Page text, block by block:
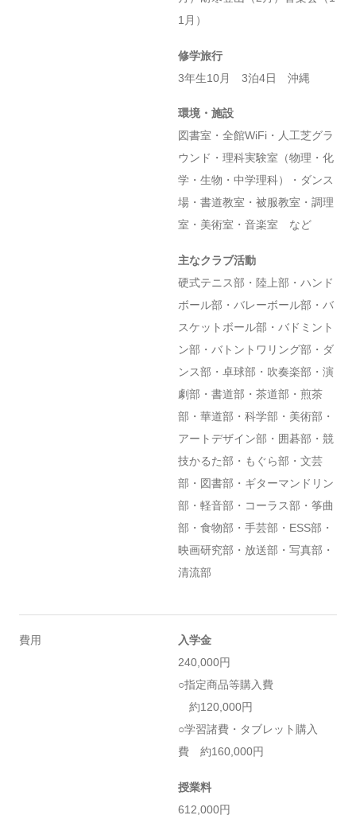
1月）
修学旅行
3年生10月 3泊4日 沖縄
環境・施設
図書室・全館WiFi・人工芝グラ
ウンド・理科実験室（物理・化
学・生物・中学理科）・ダンス
場・書道教室・被服教室・調理
室・美術室・音楽室 など
主なクラブ活動
硬式テニス部・陸上部・ハンド
ボール部・バレーボール部・バ
スケットボール部・バドミント
ン部・バトントワリング部・ダ
ンス部・卓球部・吹奏楽部・演
劇部・書道部・茶道部・煎茶
部・華道部・科学部・美術部・
アートデザイン部・囲碁部・競
技かるた部・もぐら部・文芸
部・図書部・ギターマンドリン
部・軽音部・コーラス部・筝曲
部・食物部・手芸部・ESS部・
映画研究部・放送部・写真部・
清流部
費用
入学金
240,000円
○指定商品等購入費
約120,000円
○学習諸費・タブレット購入
費 約160,000円
授業料
612,000円